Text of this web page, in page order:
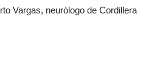
Vargas, neurólogo de Cordillera